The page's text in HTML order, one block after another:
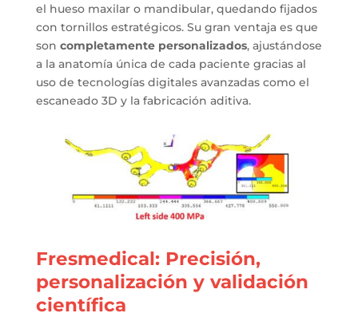
el hueso maxilar o mandibular, quedando fijados
con tornillos estratégicos. Su gran ventaja es que
son completamente personalizados, ajustándose
a la anatomía única de cada paciente gracias al
uso de tecnologías digitales avanzadas como el
escaneado 3D y la fabricación aditiva.
Fresmedical: Precisión,
personalización y validación
científica